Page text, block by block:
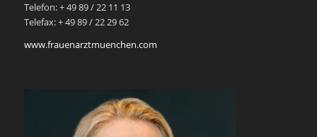
Telefon: + 49 89 / 22 11 13
Telefax: + 49 89 / 22 29 62
www.frauenarztmuenchen.com